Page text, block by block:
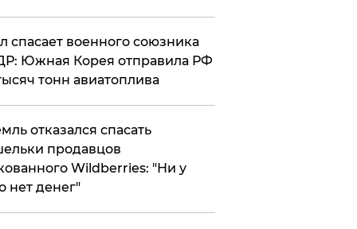
спасает военного союзника
Южная Корея отправила РФ
тонн авиатоплива
отказался спасать
продавцов
Wildberries: "Ни у
нет денег"